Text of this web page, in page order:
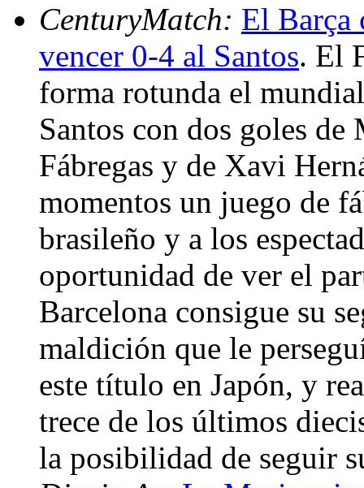
CenturyMatch: El Barça
vencer 0-4 al Santos. El
forma rotunda el
Santos con dos goles de
Fábregas y de Xavi
momentos un juego de
brasileño y a los
oportunidad de ver el
Barcelona consigue su
maldición que le
este título en Japón, y
trece de los últimos
la posibilidad de seguir